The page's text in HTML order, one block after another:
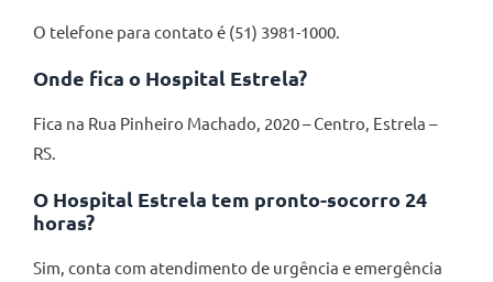
O telefone para contato é (51) 3981-1000.
Onde fica o Hospital Estrela?
Fica na Rua Pinheiro Machado, 2020 – Centro, Estrela –
RS.
O Hospital Estrela tem pronto-socorro 24
horas?
Sim, conta com atendimento de urgência e emergência